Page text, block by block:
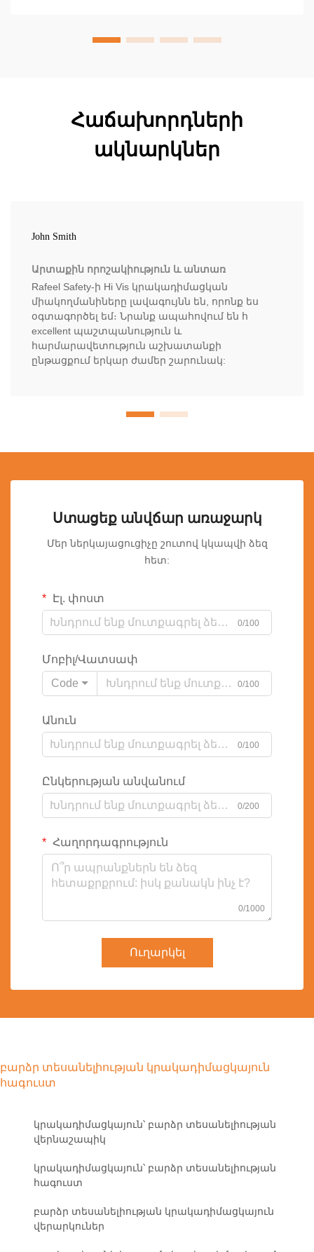
Հաճախորդների
ակնարկներ
John Smith
Արտաքին որոշակիություն և անտառ
Rafeel Safety-ի Hi Vis կրակադիմացկան
միակողմանիները լավագույնն են, որոնք ես
օգտագործել եմ։ Նրանք ապահովում են հ
excellent պաշտպանություն և
հարմարավետություն աշխատանքի
ընթացքում երկար ժամեր շարունակ:
Ստացեք անվճար առաջարկ
Մեր ներկայացուցիչը շուտով կկապվի ձեզ
հետ:
Էլ. փոստ
0/100
Մոբիլ/Վատսափ
Code
0/100
Անուն
0/100
Ընկերության անվանում
0/200
Հաղորդագրություն
0/1000
Ուղարկել
բարձր տեսանելիության կրակադիմացկայուն
հագուստ
կրակադիմացկայուն՝ բարձր տեսանելիության
վերնաշապիկ
կրակադիմացկայուն՝ բարձր տեսանելիության
հագուստ
բարձր տեսանելիության կրակադիմացկայուն
վերարկուներ